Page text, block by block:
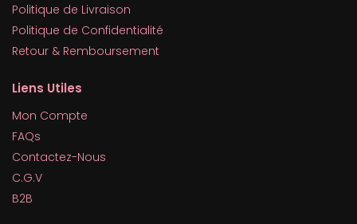
Politique de Livraison
Politique de Confidentialité
Retour & Remboursement
Liens Utiles
Mon Compte
FAQs
Contactez-Nous
C.G.V
B2B